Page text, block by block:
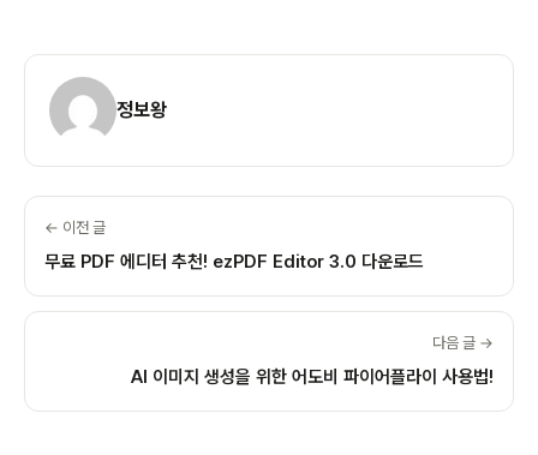
정보왕
← 이전 글
무료 PDF 에디터 추천! ezPDF Editor 3.0 다운로드
다음 글 →
AI 이미지 생성을 위한 어도비 파이어플라이 사용법!